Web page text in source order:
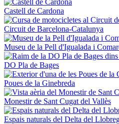
Castell de Cardona
Circuit de Barcelona-Catalunya
Museu de la Pell d'Igualada i
DO Pla de Bages
Poues de la Ginebreda
Monestir de Sant Cugat del Vallès
Espais naturals del Delta del